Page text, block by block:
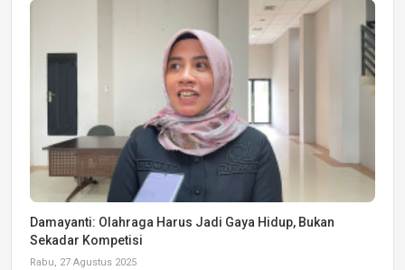
Damayanti: Olahraga Harus Jadi Gaya Hidup, Bukan
Sekadar Kompetisi
Rabu, 27 Agustus 2025